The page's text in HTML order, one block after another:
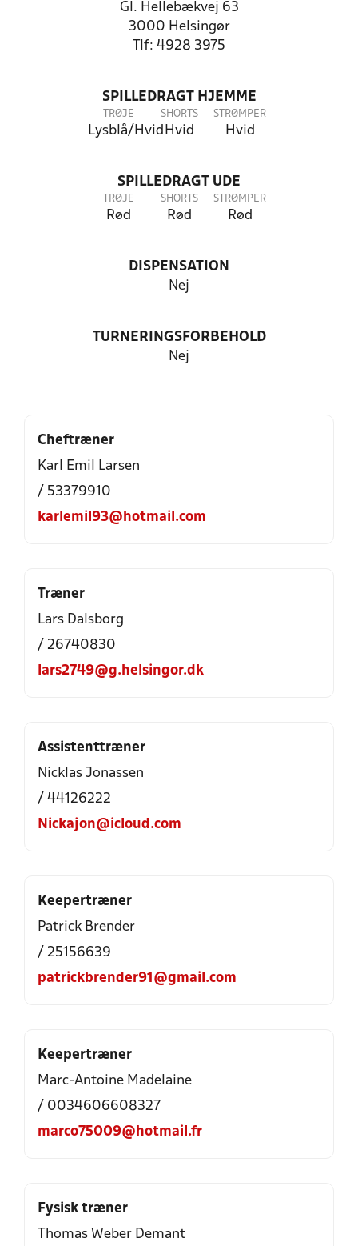
Gl. Hellebækvej 63
3000 Helsingør
Tlf: 4928 3975
SPILLEDRAGT HJEMME
TRØJE
Lysblå/Hvid
SHORTS
Hvid
STRØMPER
Hvid
SPILLEDRAGT UDE
TRØJE
Rød
SHORTS
Rød
STRØMPER
Rød
DISPENSATION
Nej
TURNERINGSFORBEHOLD
Nej
Cheftræner
Karl Emil Larsen
/ 53379910
karlemil93@hotmail.com
Træner
Lars Dalsborg
/ 26740830
lars2749@g.helsingor.dk
Assistenttræner
Nicklas Jonassen
/ 44126222
Nickajon@icloud.com
Keepertræner
Patrick Brender
/ 25156639
patrickbrender91@gmail.com
Keepertræner
Marc-Antoine Madelaine
/ 0034606608327
marco75009@hotmail.fr
Fysisk træner
Thomas Weber Demant